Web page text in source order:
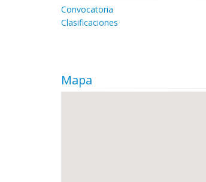
Convocatoria
Clasificaciones
Mapa